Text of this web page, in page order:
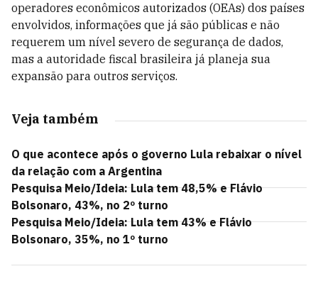
operadores econômicos autorizados (OEAs) dos países
envolvidos, informações que já são públicas e não
requerem um nível severo de segurança de dados,
mas a autoridade fiscal brasileira já planeja sua
expansão para outros serviços.
Veja também
O que acontece após o governo Lula rebaixar o nível
da relação com a Argentina
Pesquisa Meio/Ideia: Lula tem 48,5% e Flávio
Bolsonaro, 43%, no 2º turno
Pesquisa Meio/Ideia: Lula tem 43% e Flávio
Bolsonaro, 35%, no 1º turno